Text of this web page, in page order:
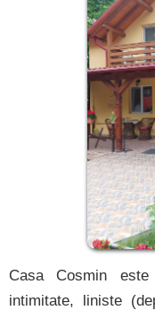
Casa Cosmin
intimitate, liniste